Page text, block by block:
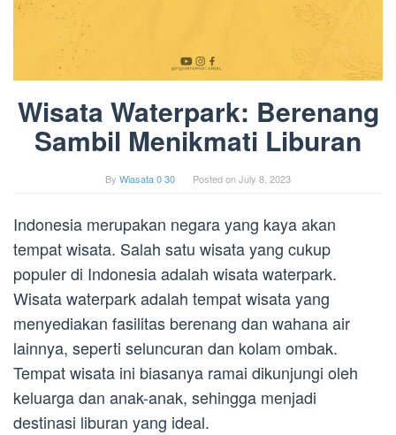
Wisata Waterpark: Berenang
Sambil Menikmati Liburan
By Wiasata 0 30 Posted onJuly 8, 2023
Indonesia merupakan negara yang kaya akan
tempat wisata. Salah satu wisata yang cukup
populer di Indonesia adalah wisata waterpark.
Wisata waterpark adalah tempat wisata yang
menyediakan fasilitas berenang dan wahana air
lainnya, seperti seluncuran dan kolam ombak.
Tempat wisata ini biasanya ramai dikunjungi oleh
keluarga dan anak-anak, sehingga menjadi
destinasi liburan yang ideal.